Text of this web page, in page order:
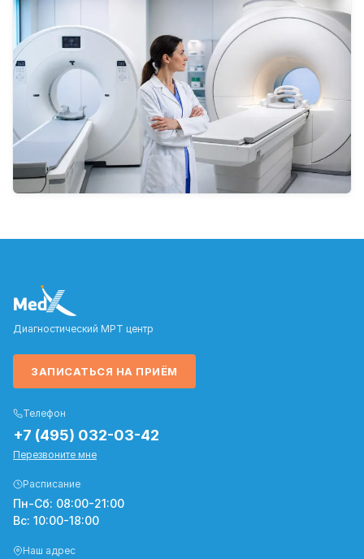
Диагностический МРТ центр
ЗАПИСАТЬСЯ НА ПРИЁМ
Телефон
+7 (495) 032-03-42
Перезвоните мне
Расписание
Пн-Сб: 08:00-21:00
Вс: 10:00-18:00
Наш адрес